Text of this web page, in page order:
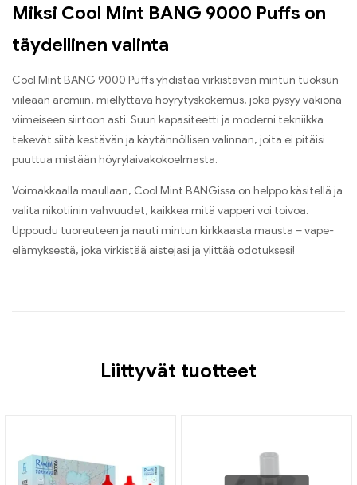
Miksi Cool Mint BANG 9000 Puffs on
täydellinen valinta
Cool Mint BANG 9000 Puffs yhdistää virkistävän mintun tuoksun
viileään aromiin, miellyttävä höyrytyskokemus, joka pysyy vakiona
viimeiseen siirtoon asti. Suuri kapasiteetti ja moderni tekniikka
tekevät siitä kestävän ja käytännöllisen valinnan, joita ei pitäisi
puuttua mistään höyrylaivakokoelmasta.
Voimakkaalla maullaan, Cool Mint BANGissa on helppo käsitellä ja
valita nikotiinin vahvuudet, kaikkea mitä vapperi voi toivoa.
Uppoudu tuoreuteen ja nauti mintun kirkkaasta mausta – vape-
elämyksestä, joka virkistää aistejasi ja ylittää odotuksesi!
Liittyvät tuotteet